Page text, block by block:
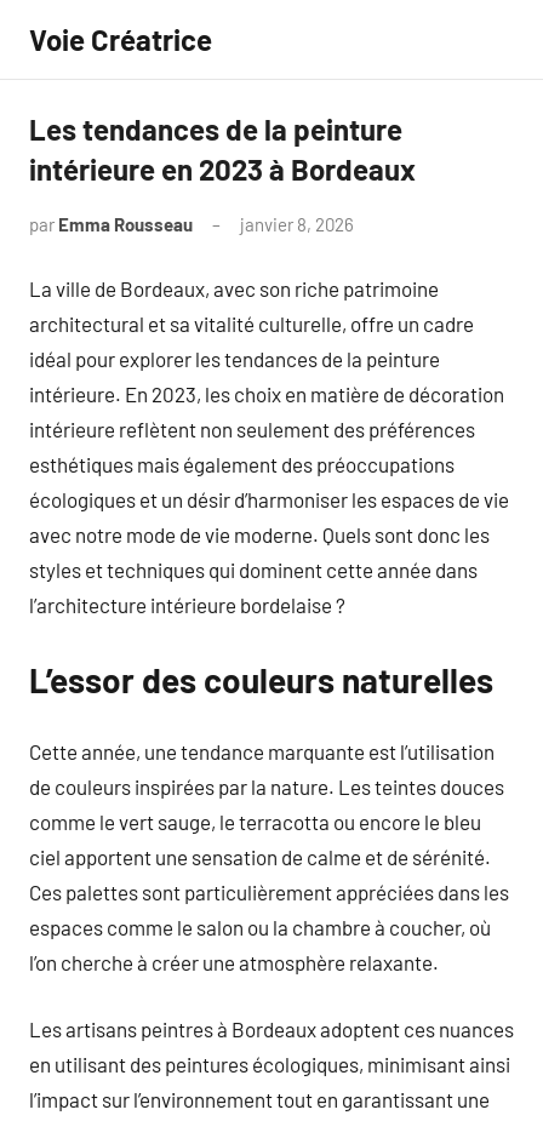
contenu
Voie Créatrice
Les tendances de la peinture
intérieure en 2023 à Bordeaux
par Emma Rousseau janvier 8, 2026
La ville de Bordeaux, avec son riche patrimoine
architectural et sa vitalité culturelle, offre un cadre
idéal pour explorer les tendances de la peinture
intérieure. En 2023, les choix en matière de décoration
intérieure reflètent non seulement des préférences
esthétiques mais également des préoccupations
écologiques et un désir d’harmoniser les espaces de vie
avec notre mode de vie moderne. Quels sont donc les
styles et techniques qui dominent cette année dans
l’architecture intérieure bordelaise ?
L’essor des couleurs naturelles
Cette année, une tendance marquante est l’utilisation
de couleurs inspirées par la nature. Les teintes douces
comme le vert sauge, le terracotta ou encore le bleu
ciel apportent une sensation de calme et de sérénité.
Ces palettes sont particulièrement appréciées dans les
espaces comme le salon ou la chambre à coucher, où
l’on cherche à créer une atmosphère relaxante.
Les artisans peintres à Bordeaux adoptent ces nuances
en utilisant des peintures écologiques, minimisant ainsi
l’impact sur l’environnement tout en garantissant une